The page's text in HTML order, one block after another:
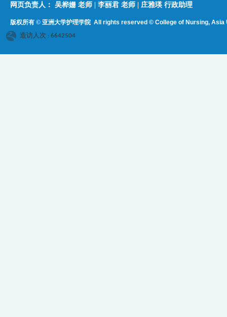
网页负责人：​​​ ​吴桦姗 老师 | 李丽君 老师 | 庄雅瑛 行政助理
版权所有 © 亚洲大学护理学院All rights reserved © College of Nursing, Asia
造访人次 : 6642504